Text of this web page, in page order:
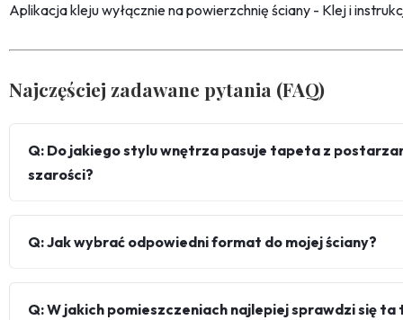
Aplikacja kleju wyłącznie na powierzchnię ściany - Klej i
Najczęściej zadawane pytania (FAQ)
Q: Do jakiego stylu wnętrza pasuje tapeta z
szarości?
Q: Jak wybrać odpowiedni format do mojej ściany?
Q: W jakich pomieszczeniach najlepiej sprawdzi się